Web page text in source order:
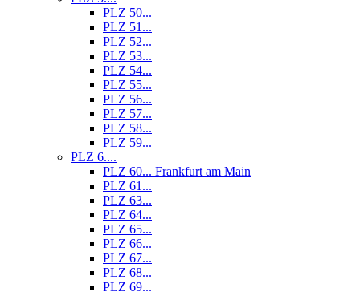
PLZ 50...
PLZ 51...
PLZ 52...
PLZ 53...
PLZ 54...
PLZ 55...
PLZ 56...
PLZ 57...
PLZ 58...
PLZ 59...
PLZ 6....
PLZ 60... Frankfurt am Main
PLZ 61...
PLZ 63...
PLZ 64...
PLZ 65...
PLZ 66...
PLZ 67...
PLZ 68...
PLZ 69...